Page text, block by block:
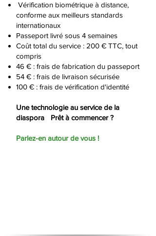
Vérification biométrique à distance,
conforme aux meilleurs standards
internationaux
Passeport livré sous 4 semaines
Coût total du service : 200 € TTC, tout
compris
46 € : frais de fabrication du passeport
54 € : frais de livraison sécurisée
100 € : frais de vérification d'identité
Une technologie au service de la
diaspora Prêt à commencer ?
Parlez-en autour de vous !